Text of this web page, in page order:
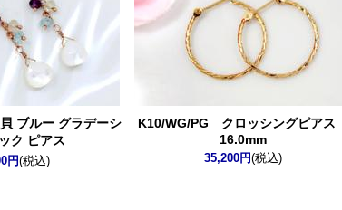
ブルー グラデーシ
ク ピアス
円(税込)
K10/WG/PG クロッシングピアス
16.0mm
35,200円(税込)